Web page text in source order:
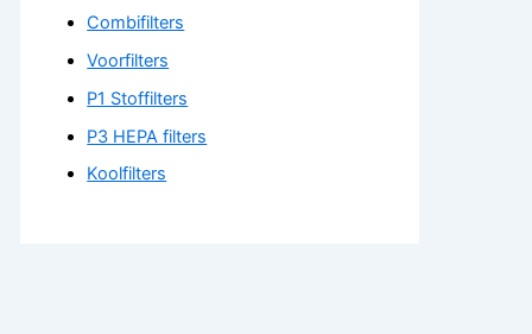
Combifilters
Voorfilters
P1 Stoffilters
P3 HEPA filters
Koolfilters